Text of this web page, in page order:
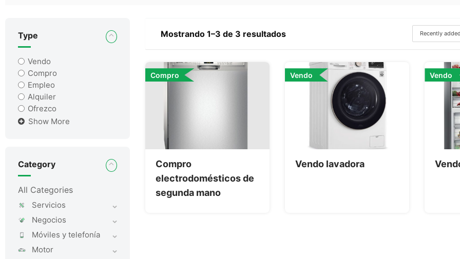
Type
Vendo
Compro
Empleo
Alquiler
Ofrezco
Show More
Category
All Categories
Servicios
Negocios
Móviles y telefoní­a
Motor
Mostrando 1–3 de 3 resultados
Compro
Compro
electrodomésticos de
segunda mano
Vendo
Vendo lavadora
Vendo